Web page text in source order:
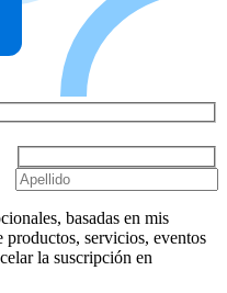
basadas en mis
servicios, eventos
la suscripción en